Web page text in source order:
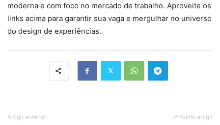
moderna e com foco no mercado de trabalho. Aproveite os
links acima para garantir sua vaga e mergulhar no universo
do design de experiências.
Artigo anterior Próximo artigo